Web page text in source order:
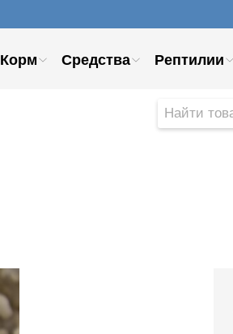
Корм Средства Рептилии